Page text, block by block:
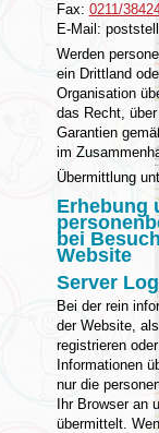
Fax: 0211/
E-Mail:
Werden
ein Drittland
Organisation
das Recht,
Garantien
im
Übermittlung
Erhebung
bei
Website
Server
Bei der rein
der Website,
registrieren
Informationen
nur die
Ihr Browser an
übermittelt.